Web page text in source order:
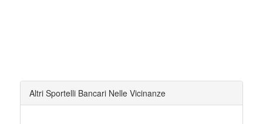
Altri Sportelli Bancari Nelle Vicinanze